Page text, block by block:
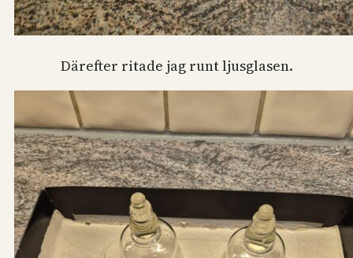
Därefter ritade jag runt ljusglasen.